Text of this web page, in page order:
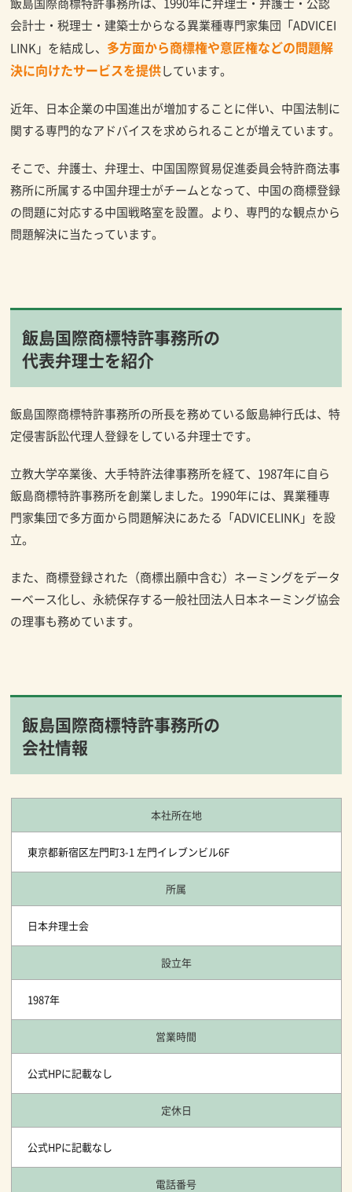
会計士・税理士・建築士からなる異業種専門家集団「ADVICEI
LINK」を結成し、 多方面から商標権や意匠権などの問題解
決に向けたサービスを提供しています。
近年、日本企業の中国進出が増加することに伴い、中国法制に
関する専門的なアドバイスを求められることが増えています。
そこで、弁護士、弁理士、中国国際貿易促進委員会特許商法事
務所に所属する中国弁理士がチームとなって、中国の商標登録
の問題に対応する中国戦略室を設置。より、専門的な観点から
問題解決に当たっています。
飯島国際商標特許事務所の
代表弁理士を紹介
飯島国際商標特許事務所の所長を務めている飯島紳行氏は、特
定侵害訴訟代理人登録をしている弁理士です。
立教大学卒業後、大手特許法律事務所を経て、1987年に自ら
飯島商標特許事務所を創業しました。1990年には、異業種専
門家集団で多方面から問題解決にあたる「ADVICELINK」を設
立。
また、商標登録された（商標出願中含む）ネーミングをデータ
ーベース化し、永続保存する一般社団法人日本ネーミング協会
の理事も務めています。
飯島国際商標特許事務所の
会社情報
本社所在地
東京都新宿区左門町3-1 左門イレブンビル6F
所属
日本弁理士会
設立年
1987年
営業時間
公式HPに記載なし
定休日
公式HPに記載なし
電話番号